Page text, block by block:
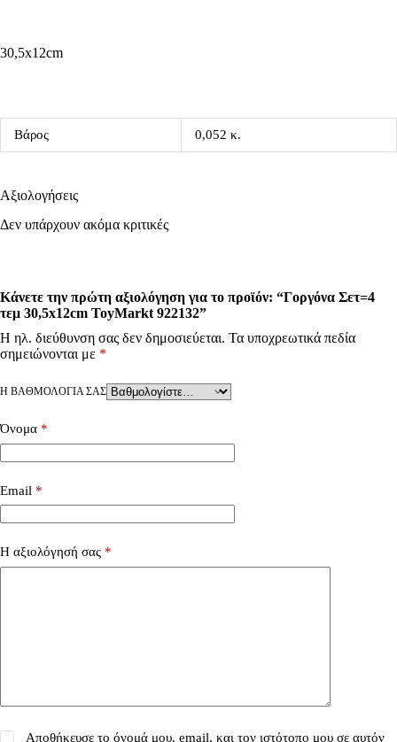
30,5x12cm
Βάρος 0,052 κ.
Αξιολογήσεις
Δεν υπάρχουν ακόμα κριτικές
Κάνετε την πρώτη αξιολόγηση για το προϊόν: “Γοργόνα Σετ=4
τεμ 30,5x12cm ToyMarkt 922132”
Η ηλ. διεύθυνση σας δεν δημοσιεύεται. Τα υποχρεωτικά πεδία
σημειώνονται με *
Η ΒΑΘΜΟΛΟΓΊΑ ΣΑΣ
Όνομα *
Email *
Η αξιολόγησή σας *
Αποθήκευσε το όνομά μου, email, και τον ιστότοπο μου σε αυτόν